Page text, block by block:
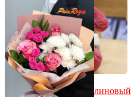
избранное сравнить
Мишутка с бантом малиновый
избранное сравнить